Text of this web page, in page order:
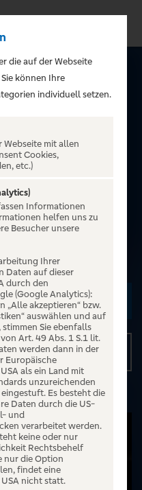
für
Inhaber |
samt Boxkeller
Eintritt in
nach der Tour
die auf der Webseite
können Ihre
individuell setzen.
Webseite mit allen
Cookies,
etc.)
Informationen
helfen uns zu
Besucher unsere
Ihrer
Daten auf dieser
durch den
(Google Analytics):
„Alle akzeptieren“ bzw.
auswählen und auf
stimmen Sie ebenfalls
Art. 49 Abs. 1 S.1 lit.
werden dann in der
Europäische
als ein Land mit
unzureichenden
Es besteht die
Daten durch die US-
und
verarbeitet werden.
keine oder nur
Rechtsbehelf
nur die Option
findet eine
nicht statt.